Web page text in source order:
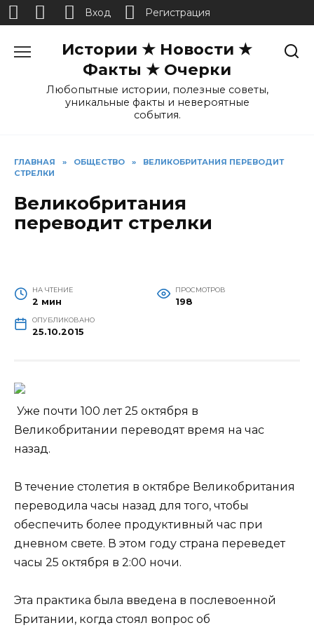
Истории ★ Новости ★
Факты ★ Очерки
Любопытные истории, полезные советы,
уникальные факты и невероятные
события.
ГЛАВНАЯ » ОБЩЕСТВО »
ВЕЛИКОБРИТАНИЯ ПЕРЕВОДИТ
СТРЕЛКИ
Великобритания
переводит стрелки
НА ЧТЕНИЕ
2 мин
ПРОСМОТРОВ
198
ОПУБЛИКОВАНО
25.10.2015
Уже почти 100 лет 25 октября в
Великобритании переводят время на час
назад.
В течение столетия в октябре Великобритания
переводила часы назад для того, чтобы
обеспечить более продуктивный час при
дневном свете. В этом году страна переведет
часы 25 октября в 2:00 ночи.
Эта практика была введена в послевоенной
Британии, когда стоял вопрос об
Вход Регистрация